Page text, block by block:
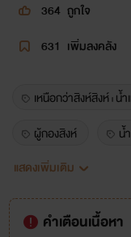
364 ถูกใจ
631 เพิ่มลงคลัง
เหนือกว่าสิงห์สิงห์+น้ำ
ผู้กองสิงห์
น้
ผู้กองสิงขร
sunflower
แสดงเพิ่มเติม
คำเตือนเนื้อหา